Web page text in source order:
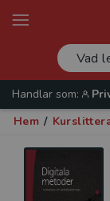
Handlar som:
Hem /